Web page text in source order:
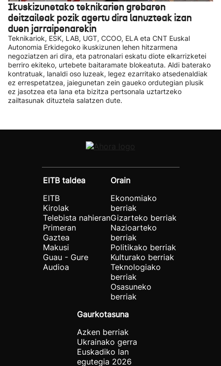
Ikuskizunetako teknikarien grebaren
deitzaileak pozik agertu dira lanuzteak izan
duen jarraipenarekin
Teknikariok, ESK, LAB, UGT, CCOO, ELA eta CNT Euskal
Autonomia Erkidegoko ikuskizunen lehen hitzarmena
negoziatzen ari dira, eta patronalari eskatu diote elkarrizketei
berriro ekiteko, urtebete baitaramate blokeatuta. Aldi baterako
kontratuak, lanaldi oso luzeak, legez ezarritako atsedenaldiak
ez errespetatzea, jaiegunetan zein gaueko ordutegian plusik
ez jasotzea eta lana eta bizitza pertsonala uztartzeko
zailtasunak dituztela salatzen dute.
EITB taldea
EITB
Kirolak
Telebista nahieran
Primeran
Gaztea
Makusi
Guau - Gure
Audioa
Orain
Ekonomiako
berriak
Gizarteko berriak
Nazioarteko
berriak
Politikako berriak
Kulturako berriak
Teknologiako
berriak
Osasuneko
berriak
Gaurkotasuna
Azken berriak
Ukrainako gerra
Euskadiko lan
egutegia 2026